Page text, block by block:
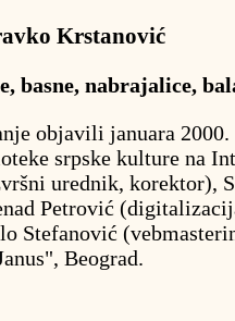
Krstanović
basne, nabrajalice,
objavili januara
srpske kulture na
urednik, korektor),
Petrović
Stefanović
Beograd.